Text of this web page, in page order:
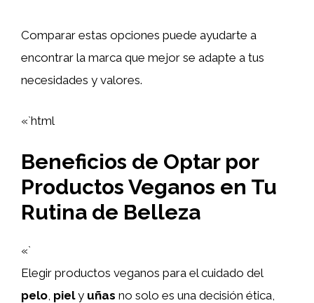
Comparar estas opciones puede ayudarte a
encontrar la marca que mejor se adapte a tus
necesidades y valores.
«`html
Beneficios de Optar por
Productos Veganos en Tu
Rutina de Belleza
«`
Elegir productos veganos para el cuidado del
pelo, piely uñas no solo es una decisión ética,